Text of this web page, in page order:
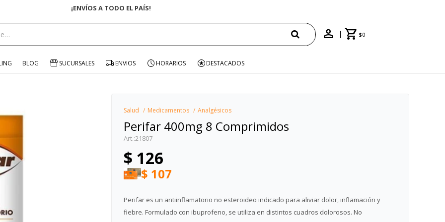
ENVÍO GRATIS EN COMPRAS +$1500 CON CUPÓN "ENVÍO"
$0
BLOG SUCURSALES ENVIOS HORARIOS DESTACADOS
Salud Medicamentos Analgésicos
Perifar 400mg 8 Comprimidos
21807
$ 126
$ 107
Perifar es un antiinflamatorio no esteroideo indicado para aliviar dolor, inflamación y
fiebre. Formulado con ibuprofeno, se utiliza en distintos cuadros dolorosos. No